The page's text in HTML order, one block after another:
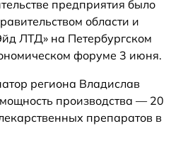
предприятия было
области и
ЛТД» на Петербургском
форуме 3 июня.
региона Владислав
производства — 20
препаратов в